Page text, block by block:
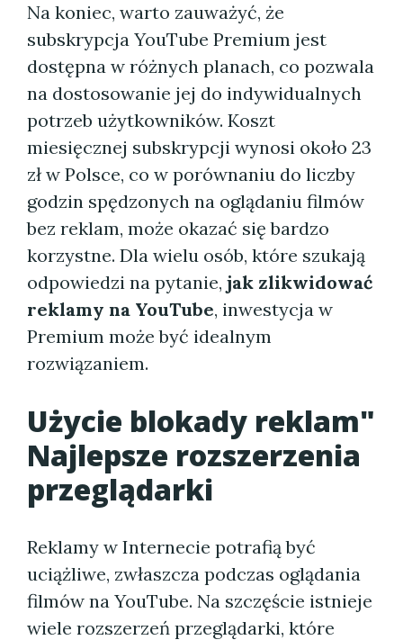
Na koniec, warto zauważyć, że
subskrypcja YouTube Premium jest
dostępna w różnych planach, co pozwala
na dostosowanie jej do indywidualnych
potrzeb użytkowników. Koszt
miesięcznej subskrypcji wynosi około 23
zł w Polsce, co w porównaniu do liczby
godzin spędzonych na oglądaniu filmów
bez reklam, może okazać się bardzo
korzystne. Dla wielu osób, które szukają
odpowiedzi na pytanie, jak zlikwidować
reklamy na YouTube, inwestycja w
Premium może być idealnym
rozwiązaniem.
Użycie blokady reklam"
Najlepsze rozszerzenia
przeglądarki
Reklamy w Internecie potrafią być
uciążliwe, zwłaszcza podczas oglądania
filmów na YouTube. Na szczęście istnieje
wiele rozszerzeń przeglądarki, które